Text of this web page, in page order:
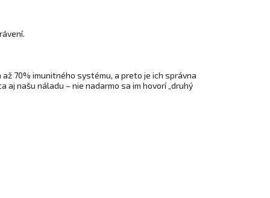
70% imunitného systému, a preto je ich správna
našu náladu – nie nadarmo sa im hovorí „druhý